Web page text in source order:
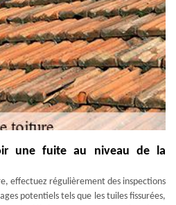
une fuite au niveau de la
effectuez régulièrement des inspections
potentiels tels que les tuiles fissurées,